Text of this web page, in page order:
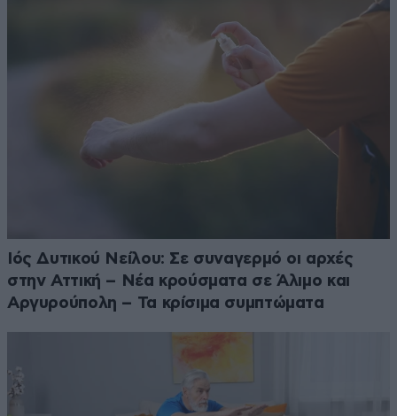
Ιός Δυτικού Νείλου: Σε συναγερμό οι αρχές
στην Αττική – Νέα κρούσματα σε Άλιμο και
Αργυρούπολη – Τα κρίσιμα συμπτώματα